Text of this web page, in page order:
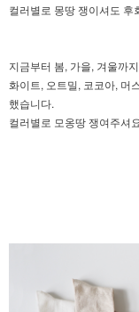
컬러별로 몽땅 쟁이셔도
지금부터 봄, 가을, 겨울까
화이트, 오트밀, 코코아, 머
했습니다.
컬러별로 모옹땅 쟁여주셔